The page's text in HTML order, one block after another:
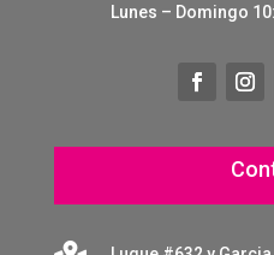
Lunes – Domingo